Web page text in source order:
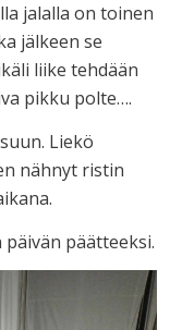
jalalla on toinen
jälkeen se
liike tehdään
pikku polte….
Liekö
nähnyt ristin
päätteeksi.